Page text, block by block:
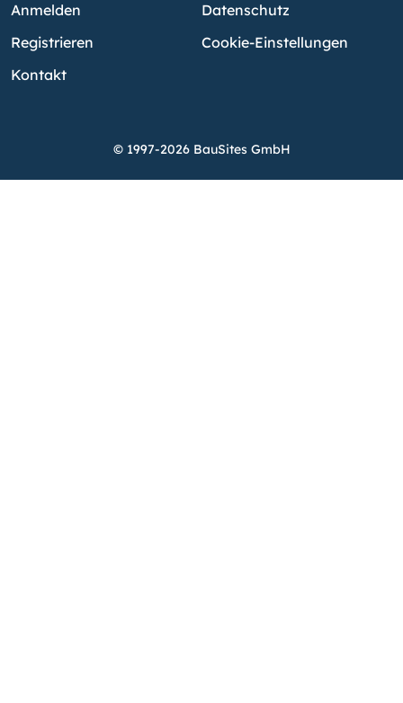
Anmelden
Registrieren
Kontakt
Datenschutz
Cookie-Einstellungen
© 1997-2026 BauSites GmbH